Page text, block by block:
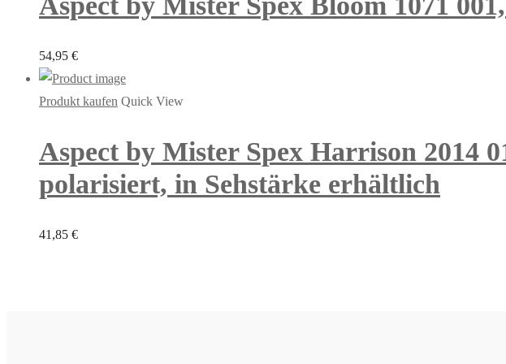
54,95 €
Produkt kaufen Quick View
Aspect by Mister Spex Harrison 2014
polarisiert, in Sehstärke erhältlich
41,85 €